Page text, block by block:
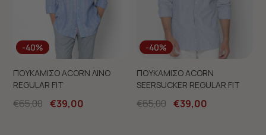
-40%
ΠΟΥΚΑΜΙΣΟ ACORN ΛΙΝΟ
REGULAR FIT
€65,00 €39,00
-40%
ΠΟΥΚΑΜΙΣΟ ACORN
SEERSUCKER REGULAR FIT
€65,00 €39,00